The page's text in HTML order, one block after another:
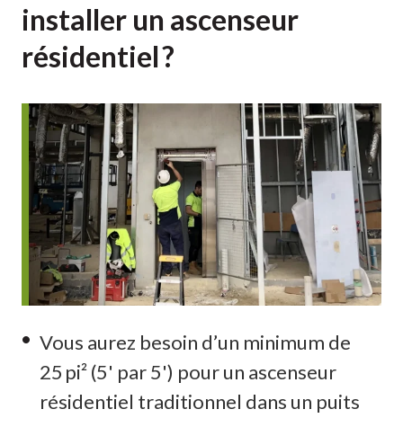
installer un ascenseur
résidentiel ?
Vous aurez besoin d’un minimum de
25 pi² (5' par 5') pour un ascenseur
résidentiel traditionnel dans un puits